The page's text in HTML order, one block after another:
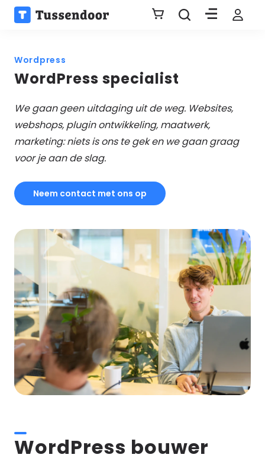
Wordpress
WordPress specialist
We gaan geen uitdaging uit de weg. Websites,
webshops, plugin ontwikkeling, maatwerk,
marketing: niets is ons te gek en we gaan graag
voor je aan de slag.
Neem contact met ons op
WordPress bouwer